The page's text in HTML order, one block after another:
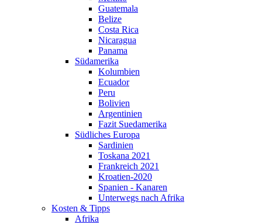
Guatemala
Belize
Costa Rica
Nicaragua
Panama
Südamerika
Kolumbien
Ecuador
Peru
Bolivien
Argentinien
Fazit Suedamerika
Südliches Europa
Sardinien
Toskana 2021
Frankreich 2021
Kroatien-2020
Spanien - Kanaren
Unterwegs nach Afrika
Kosten & Tipps
Afrika